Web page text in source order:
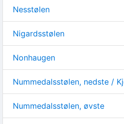
Nesstølen
Nigardsstølen
Nonhaugen
Nummedalsstølen, nedste /
Nummedalsstølen, øvste